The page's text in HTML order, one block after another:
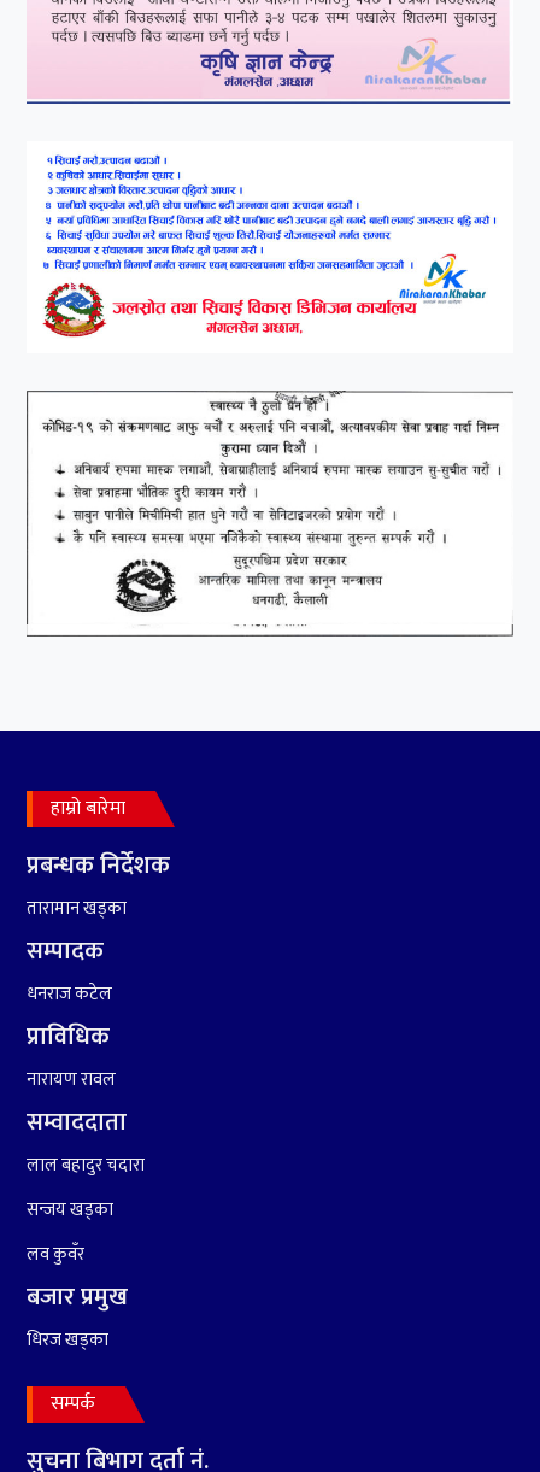
हाम्रो बारेमा
प्रबन्धक निर्देशक
तारामान खड्का
सम्पादक
धनराज कटेल
प्राविधिक
नारायण रावल
सम्वाददाता
लाल बहादुर चदारा
सन्जय खड्का
लव कुवँर
बजार प्रमुख
धिरज खड्का
सम्पर्क
सुचना बिभाग दर्ता नं.